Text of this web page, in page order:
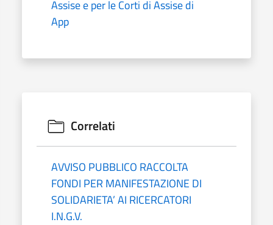
Assise e per le Corti di Assise di
App
Correlati
AVVISO PUBBLICO RACCOLTA
FONDI PER MANIFESTAZIONE DI
SOLIDARIETA’ AI RICERCATORI
I.N.G.V.